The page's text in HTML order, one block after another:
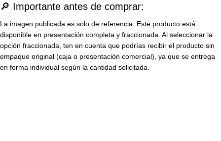
🔎 Importante antes de comprar:
La imagen publicada es solo de referencia. Este producto está
disponible en presentación completa y fraccionada. Al seleccionar la
opción fraccionada, ten en cuenta que podrías recibir el producto sin
empaque original (caja o presentación comercial), ya que se entrega
en forma individual según la cantidad solicitada.